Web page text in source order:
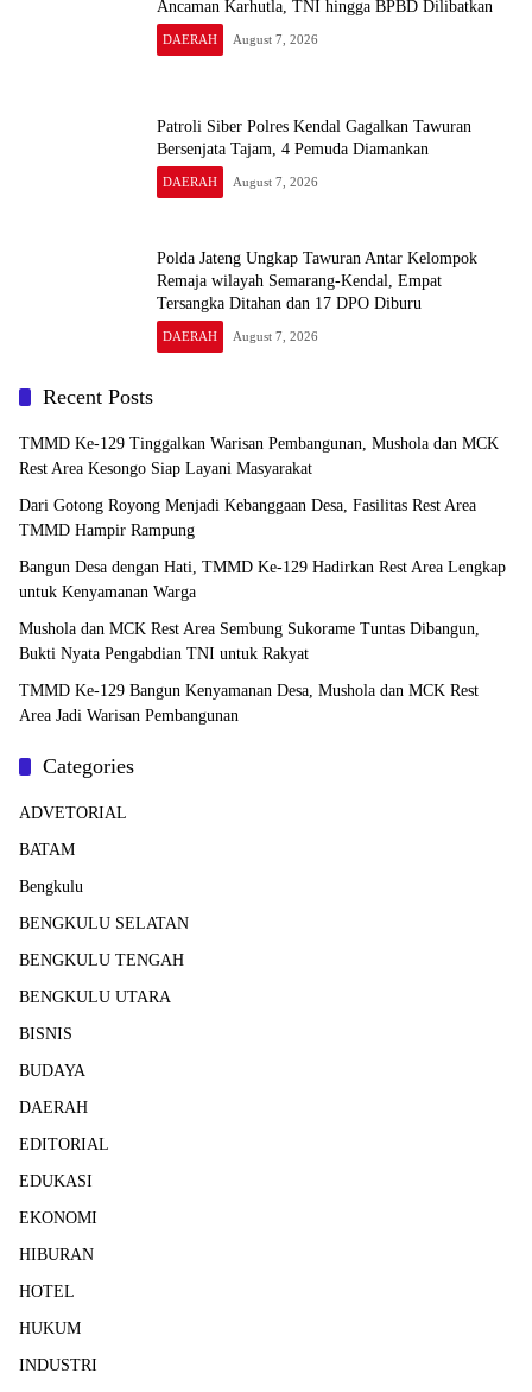
Ancaman Karhutla, TNI hingga BPBD Dilibatkan
DAERAH August 7, 2026
Patroli Siber Polres Kendal Gagalkan Tawuran
Bersenjata Tajam, 4 Pemuda Diamankan
DAERAH August 7, 2026
Polda Jateng Ungkap Tawuran Antar Kelompok
Remaja wilayah Semarang-Kendal, Empat
Tersangka Ditahan dan 17 DPO Diburu
DAERAH August 7, 2026
Recent Posts
TMMD Ke-129 Tinggalkan Warisan Pembangunan, Mushola dan MCK
Rest Area Kesongo Siap Layani Masyarakat
Dari Gotong Royong Menjadi Kebanggaan Desa, Fasilitas Rest Area
TMMD Hampir Rampung
Bangun Desa dengan Hati, TMMD Ke-129 Hadirkan Rest Area Lengkap
untuk Kenyamanan Warga
Mushola dan MCK Rest Area Sembung Sukorame Tuntas Dibangun,
Bukti Nyata Pengabdian TNI untuk Rakyat
TMMD Ke-129 Bangun Kenyamanan Desa, Mushola dan MCK Rest
Area Jadi Warisan Pembangunan
Categories
ADVETORIAL
BATAM
Bengkulu
BENGKULU SELATAN
BENGKULU TENGAH
BENGKULU UTARA
BISNIS
BUDAYA
DAERAH
EDITORIAL
EDUKASI
EKONOMI
HIBURAN
HOTEL
HUKUM
INDUSTRI